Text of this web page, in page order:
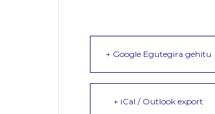
+ Google Egutegira gehitu
+ iCal / Outlook export